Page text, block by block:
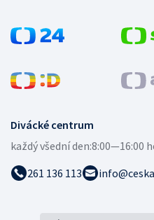
Divácké centrum
každý všední den:8:00—16:00
261 136 113